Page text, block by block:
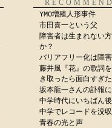
YMO増殖人形事件
市田喜一という父
障害者は生まれない
か？
バリアフリー化は障
藤井風『花』の歌詞
き取ったら面白すぎた
坂本龍一さんの訃報に
中学時代にいちばん
中学でレコードを没
青春の光と声